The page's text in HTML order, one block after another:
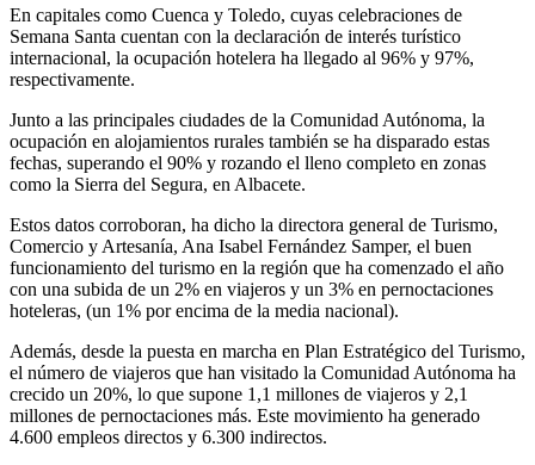
En capitales como Cuenca y Toledo, cuyas celebraciones de
Semana Santa cuentan con la declaración de interés turístico
internacional, la ocupación hotelera ha llegado al 96% y 97%,
respectivamente.
Junto a las principales ciudades de la Comunidad Autónoma, la
ocupación en alojamientos rurales también se ha disparado estas
fechas, superando el 90% y rozando el lleno completo en zonas
como la Sierra del Segura, en Albacete.
Estos datos corroboran, ha dicho la directora general de Turismo,
Comercio y Artesanía, Ana Isabel Fernández Samper, el buen
funcionamiento del turismo en la región que ha comenzado el año
con una subida de un 2% en viajeros y un 3% en pernoctaciones
hoteleras, (un 1% por encima de la media nacional).
Además, desde la puesta en marcha en Plan Estratégico del Turismo,
el número de viajeros que han visitado la Comunidad Autónoma ha
crecido un 20%, lo que supone 1,1 millones de viajeros y 2,1
millones de pernoctaciones más. Este movimiento ha generado
4.600 empleos directos y 6.300 indirectos.